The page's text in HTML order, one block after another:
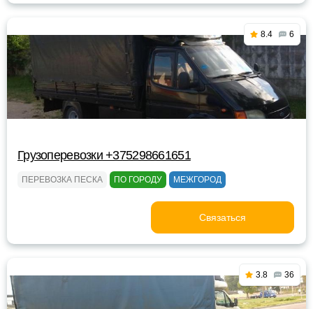
8.4 6
Грузоперевозки +375298661651
ПЕРЕВОЗКА ПЕСКА ПО ГОРОДУ МЕЖГОРОД
Связаться
3.8 36